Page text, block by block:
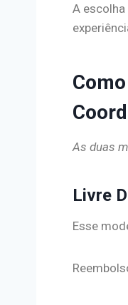
A
As duas
Livre
Esse